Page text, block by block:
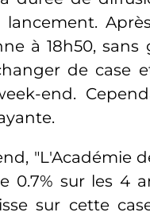
lancement.
à 18h50,
de case
end.
"L'Académie
0.7% sur les 4
sur cette